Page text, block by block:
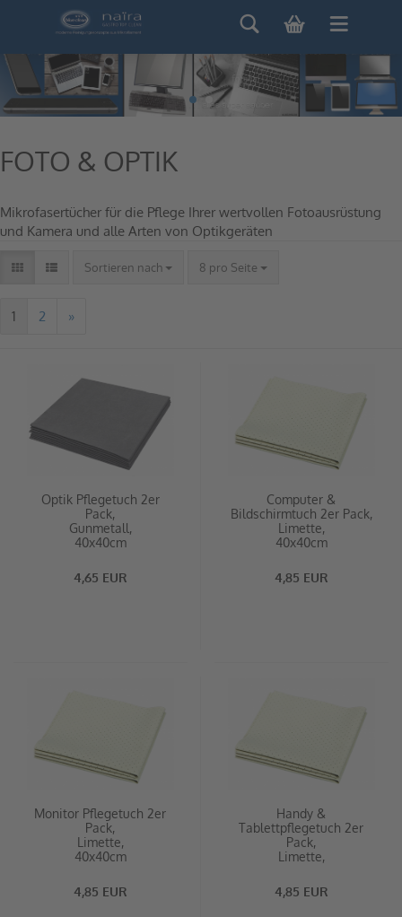
FOTO & OPTIK
Mikrofasertücher für die Pflege Ihrer wertvollen Fotoausrüstung
und Kamera und alle Arten von Optikgeräten
Sortieren nach 8 pro Seite
1 2 »
Optik Pflegetuch 2er
Pack,
Gunmetall,
40x40cm
4,65 EUR
Computer &
Bildschirmtuch 2er Pack,
Limette,
40x40cm
4,85 EUR
Monitor Pflegetuch 2er
Pack,
Limette,
40x40cm
4,85 EUR
Handy &
Tablettpflegetuch 2er
Pack,
Limette,
4,85 EUR